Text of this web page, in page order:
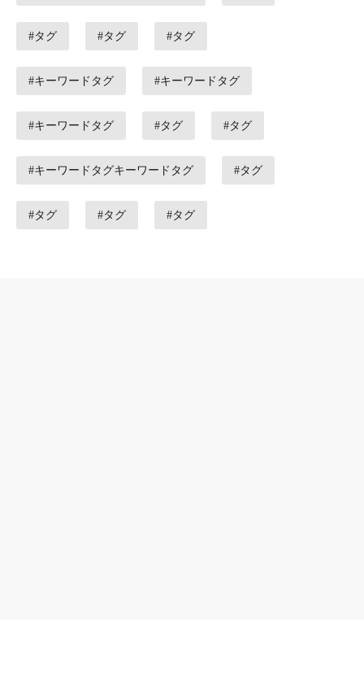
#タグ #タグ #タグ
#キーワードタグ #キーワードタグ
#キーワードタグ #タグ #タグ
#キーワードタグキーワードタグ #タグ
#タグ #タグ #タグ